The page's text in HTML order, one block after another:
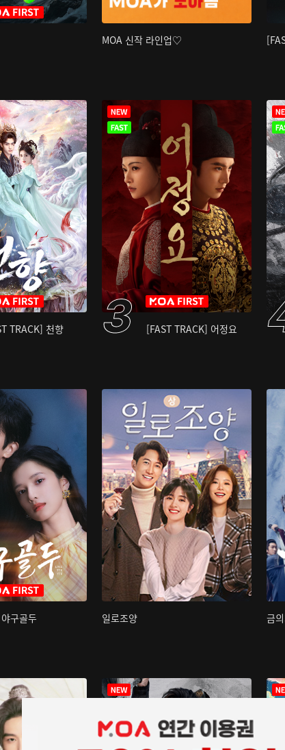
MOA 신작 라인업♡
TRACK] 천향 [FAST TRACK] 어정요
구골두 일로조양 금